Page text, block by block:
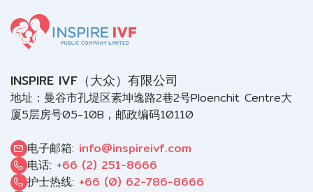
INSPIRE IVF（大众）有限公司
地址：曼谷市孔堤区素坤逸路2巷2号Ploenchit Centre大
厦5层房号05-10B，邮政编码10110
电子邮箱: info@inspireivf.com
电话: +66 (2) 251-8666
护士热线: +66 (0) 62-786-8666